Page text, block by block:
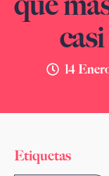
14
Etiquetas